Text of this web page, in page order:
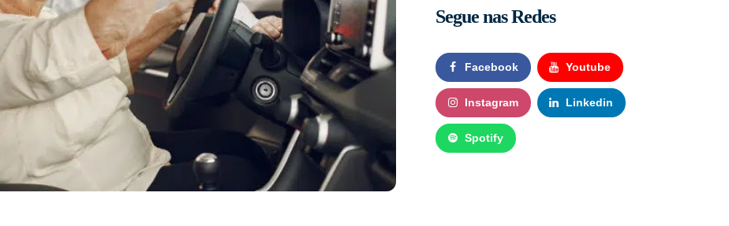
Segue nas Redes
Facebook Youtube
Instagram Linkedin
Spotify